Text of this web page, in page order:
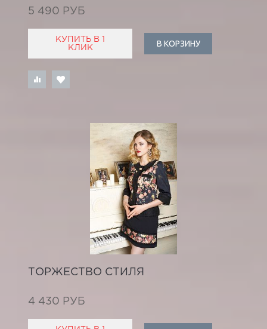
5 490 РУБ
КУПИТЬ В 1
КЛИК
В КОРЗИНУ
ТОРЖЕСТВО СТИЛЯ
4 430 РУБ